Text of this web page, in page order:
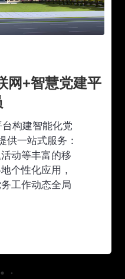
网+智慧党建平
构建智能化党
供一站式服务：
动等丰富的移
个性化应用，
工作动态全局